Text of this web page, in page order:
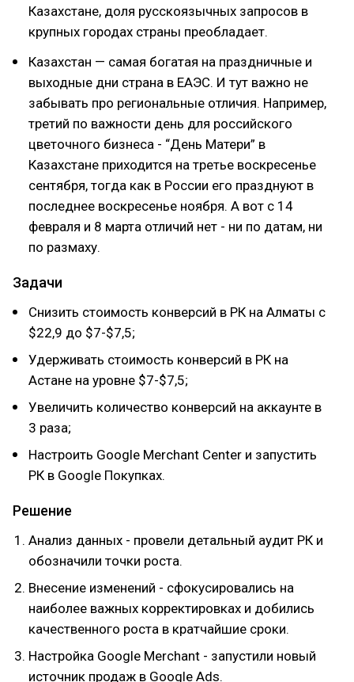
Казахстане, доля русскоязычных запросов в
крупных городах страны преобладает.
Казахстан — самая богатая на праздничные и
выходные дни страна в ЕАЭС. И тут важно не
забывать про региональные отличия. Например,
третий по важности день для российского
цветочного бизнеса - “День Матери” в
Казахстане приходится на третье воскресенье
сентября, тогда как в России его празднуют в
последнее воскресенье ноября. А вот с 14
февраля и 8 марта отличий нет - ни по датам, ни
по размаху.
Задачи
Снизить стоимость конверсий в РК на Алматы с
$22,9 до $7-$7,5;
Удерживать стоимость конверсий в РК на
Астане на уровне $7-$7,5;
Увеличить количество конверсий на аккаунте в
3 раза;
Настроить Google Merchant Center и запустить
РК в Google Покупках.
Решение
Анализ данных - провели детальный аудит РК и
обозначили точки роста.
Внесение изменений - сфокусировались на
наиболее важных корректировках и добились
качественного роста в кратчайшие сроки.
Настройка Google Merchant - запустили новый
источник продаж в Google Ads.